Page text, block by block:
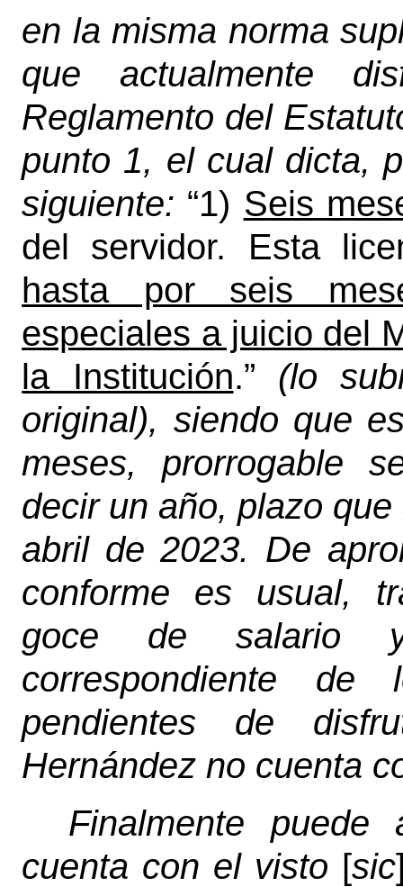
en la misma norma
que actualmente
Reglamento del
punto 1, el cual dicta,
siguiente: “1) Seis
del servidor. Esta
hasta por seis
especiales a juicio del
la Institución.” (lo
original), siendo que
meses, prorrogable
decir un año, plazo
abril de 2023. De
conforme es usual,
goce de salario
correspondiente
pendientes de
Hernández no cuenta
Finalmente puede
cuenta con el visto [sic